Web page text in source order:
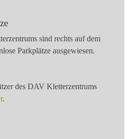
sind rechts auf dem
Parkplätze ausgewiesen.
des DAV Kletterzentrums
.